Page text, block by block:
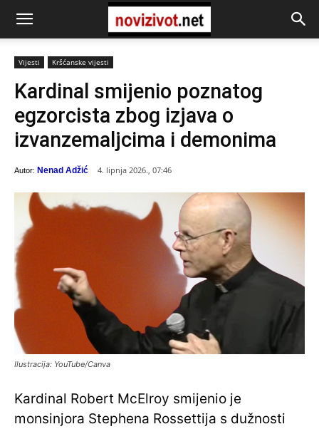
Vijesti Kršćanske vijesti
Kardinal smijenio poznatog
egzorcista zbog izjava o
izvanzemaljcima i demonima
Autor: Nenad Adžić 4. lipnja 2026., 07:46
Ilustracija: YouTube/Canva
Kardinal Robert McElroy smijenio je
monsinjora Stephena Rossettija s dužnosti